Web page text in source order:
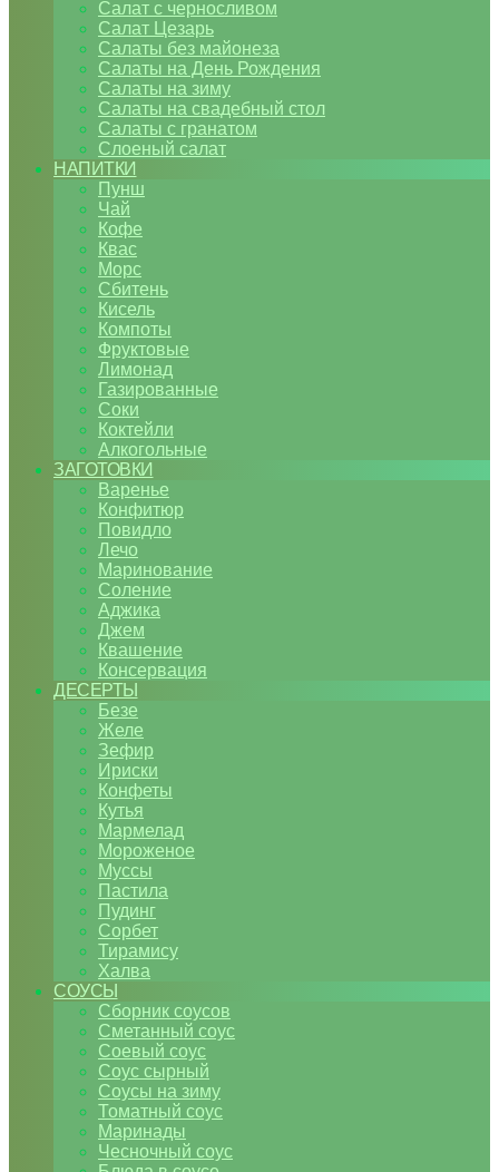
Салат с черносливом
Салат Цезарь
Салаты без майонеза
Салаты на День Рождения
Салаты на зиму
Салаты на свадебный стол
Салаты с гранатом
Слоеный салат
НАПИТКИ
Пунш
Чай
Кофе
Квас
Морс
Сбитень
Кисель
Компоты
Фруктовые
Лимонад
Газированные
Соки
Коктейли
Алкогольные
ЗАГОТОВКИ
Варенье
Конфитюр
Повидло
Лечо
Маринование
Соление
Аджика
Джем
Квашение
Консервация
ДЕСЕРТЫ
Безе
Желе
Зефир
Ириски
Конфеты
Кутья
Мармелад
Мороженое
Муссы
Пастила
Пудинг
Сорбет
Тирамису
Халва
СОУСЫ
Сборник соусов
Сметанный соус
Соевый соус
Соус сырный
Соусы на зиму
Томатный соус
Маринады
Чесночный соус